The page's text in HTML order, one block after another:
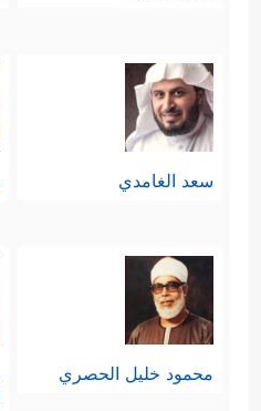
سعد الغامدي
محمود خليل الحصري